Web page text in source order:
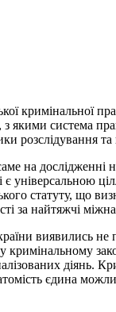
кримінальної
якими система
розслідування та
на дослідженні
є універсальною
статуту, що
за найтяжчі
виявились
кримінальному
єдина